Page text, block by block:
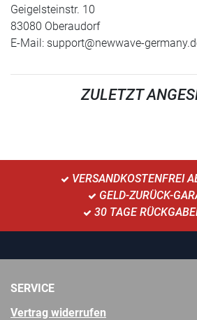
Geigelsteinstr. 10
83080 Oberaudorf
E-Mail: support@newwave-
ZULETZT
VERSANDKOSTENFREI
GELD-ZURÜCK-
30 TAGE
SERVICE
Vertrag widerrufen